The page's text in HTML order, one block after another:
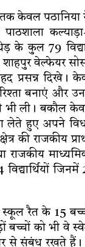
पठानिया ने
के कुल 79
शाहपुर वेल्फेयर
प्रसन्न दिखे।
रिश्ता बनाएं
भी ली। बकौल
हुए अपने
की राजकीय
स्कूल रैत के 15
को भी वे
से संबंध रखते